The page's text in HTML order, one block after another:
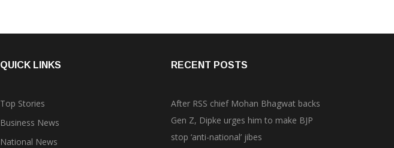
QUICK LINKS
Top Stories
Business News
National News
RECENT POSTS
After RSS chief Mohan Bhagwat backs
Gen Z, Dipke urges him to make BJP
stop ‘anti-national’ jibes